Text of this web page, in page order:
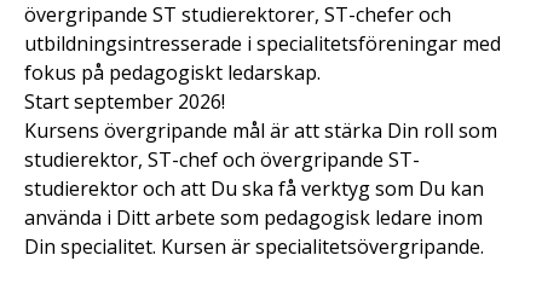
övergripande ST studierektorer, ST-chefer och
utbildningsintresserade i specialitetsföreningar med
fokus på pedagogiskt ledarskap.
Start september 2026!
Kursens övergripande mål är att stärka Din roll som
studierektor, ST-chef och övergripande ST-
studierektor och att Du ska få verktyg som Du kan
använda i Ditt arbete som pedagogisk ledare inom
Din specialitet. Kursen är specialitetsövergripande.